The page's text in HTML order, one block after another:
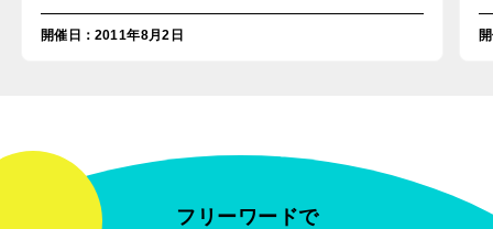
開催日 ：2011年8月2日
フリーワードで